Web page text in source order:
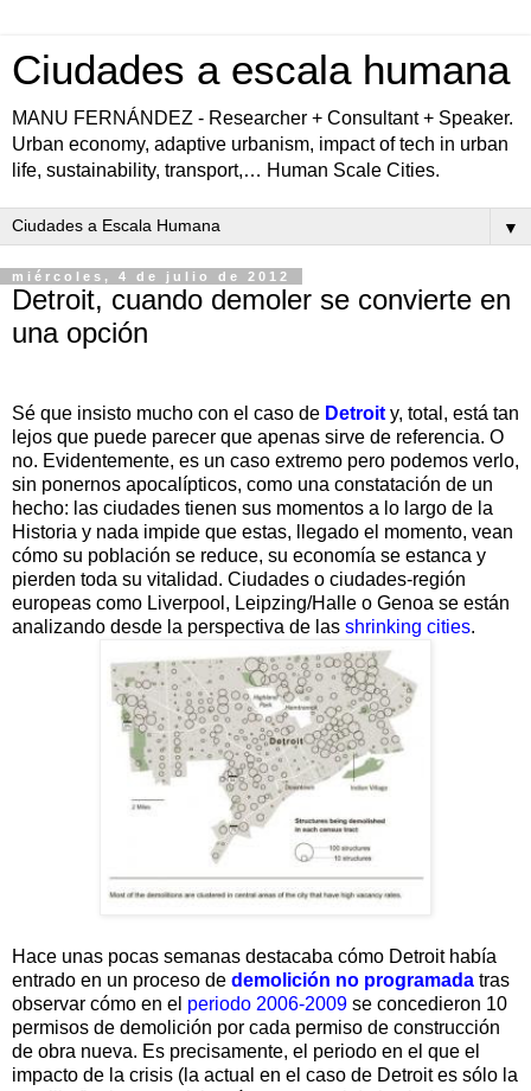
Ciudades a escala humana
MANU FERNÁNDEZ - Researcher + Consultant + Speaker.
Urban economy, adaptive urbanism, impact of tech in urban
life, sustainability, transport,… Human Scale Cities.
▼
miércoles, 4 de julio de 2012
Detroit, cuando demoler se convierte en
una opción
Sé que insisto mucho con el caso de Detroit y, total, está tan
lejos que puede parecer que apenas sirve de referencia. O
no. Evidentemente, es un caso extremo pero podemos verlo,
sin ponernos apocalípticos, como una constatación de un
hecho: las ciudades tienen sus momentos a lo largo de la
Historia y nada impide que estas, llegado el momento, vean
cómo su población se reduce, su economía se estanca y
pierden toda su vitalidad. Ciudades o ciudades-región
europeas como Liverpool, Leipzing/Halle o Genoa se están
analizando desde la perspectiva de las shrinking cities.
Hace unas pocas semanas destacaba cómo Detroit había
entrado en un proceso de demolición no programada tras
observar cómo en el periodo 2006-2009 se concedieron 10
permisos de demolición por cada permiso de construcción
de obra nueva. Es precisamente, el periodo en el que el
impacto de la crisis (la actual en el caso de Detroit es sólo la